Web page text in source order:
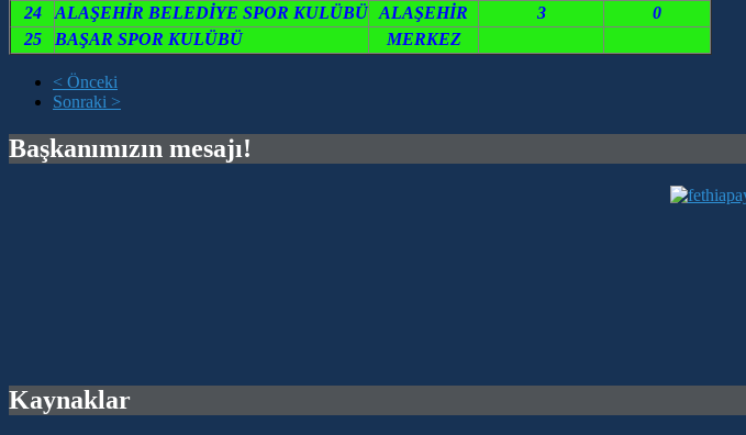
24
ALAŞEHİR BELEDİYE SPOR KULÜBÜ ALAŞEHİR 3
0
25
BAŞAR SPOR KULÜBÜ MERKEZ
< Önceki
Sonraki >
Başkanımızın mesajı!
Kaynaklar